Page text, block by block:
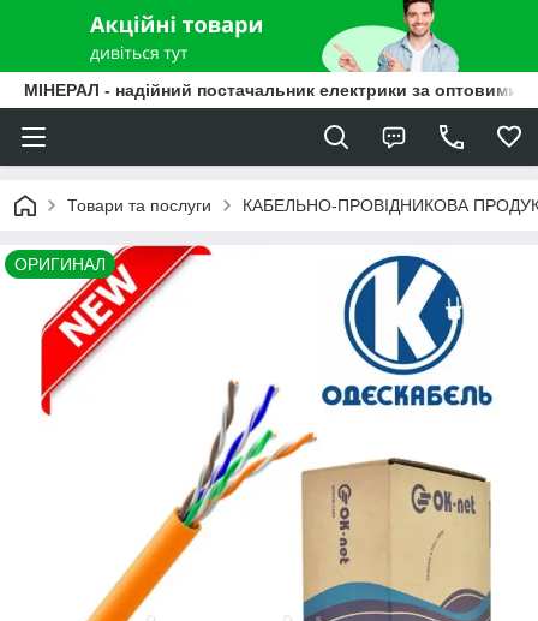
МІНЕРАЛ - надійний постачальник електрики за оптовими
Товари та послуги КАБЕЛЬНО-ПРОВІДНИКОВА
ОРИГИНАЛ